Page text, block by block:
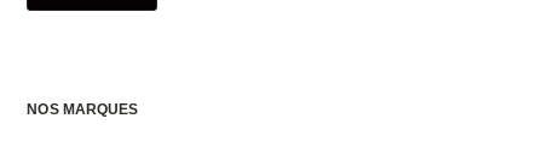
NOS MARQUES